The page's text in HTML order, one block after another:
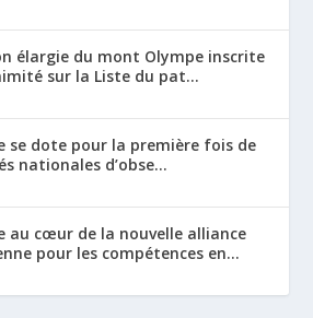
élargie du mont Olympe inscrite
sur la Liste du pat...
se dote pour la première fois de
nationales d’obse...
au cœur de la nouvelle alliance
pour les compétences en...